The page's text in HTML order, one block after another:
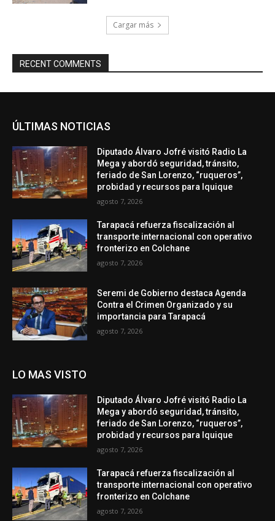
Cargar más
RECENT COMMENTS
ÚLTIMAS NOTICIAS
Diputado Álvaro Jofré visitó Radio La
Mega y abordó seguridad, tránsito,
feriado de San Lorenzo, “ruqueros”,
probidad y recursos para Iquique
agosto 7, 2026
Tarapacá refuerza fiscalización al
transporte internacional con operativo
fronterizo en Colchane
agosto 7, 2026
Seremi de Gobierno destaca Agenda
Contra el Crimen Organizado y su
importancia para Tarapacá
agosto 7, 2026
LO MAS VISTO
Diputado Álvaro Jofré visitó Radio La
Mega y abordó seguridad, tránsito,
feriado de San Lorenzo, “ruqueros”,
probidad y recursos para Iquique
agosto 7, 2026
Tarapacá refuerza fiscalización al
transporte internacional con operativo
fronterizo en Colchane
agosto 7, 2026